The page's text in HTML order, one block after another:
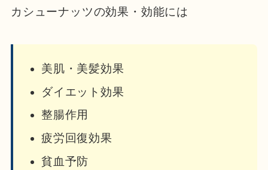
カシューナッツの効果・効能には
美肌・美髪効果
ダイエット効果
整腸作用
疲労回復効果
貧血予防